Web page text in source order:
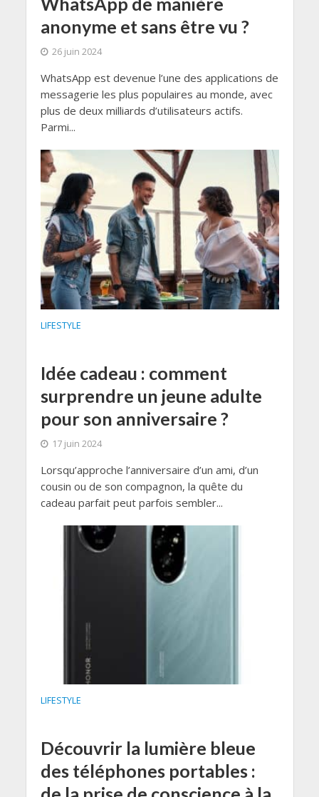
anonyme et sans être vu ?
26 juin 2024
WhatsApp est devenue l’une des applications de
messagerie les plus populaires au monde, avec
plus de deux milliards d’utilisateurs actifs.
Parmi...
LIFESTYLE
Idée cadeau : comment
surprendre un jeune adulte
pour son anniversaire ?
17 juin 2024
Lorsqu’approche l’anniversaire d’un ami, d’un
cousin ou de son compagnon, la quête du
cadeau parfait peut parfois sembler...
LIFESTYLE
Découvrir la lumière bleue
des téléphones portables :